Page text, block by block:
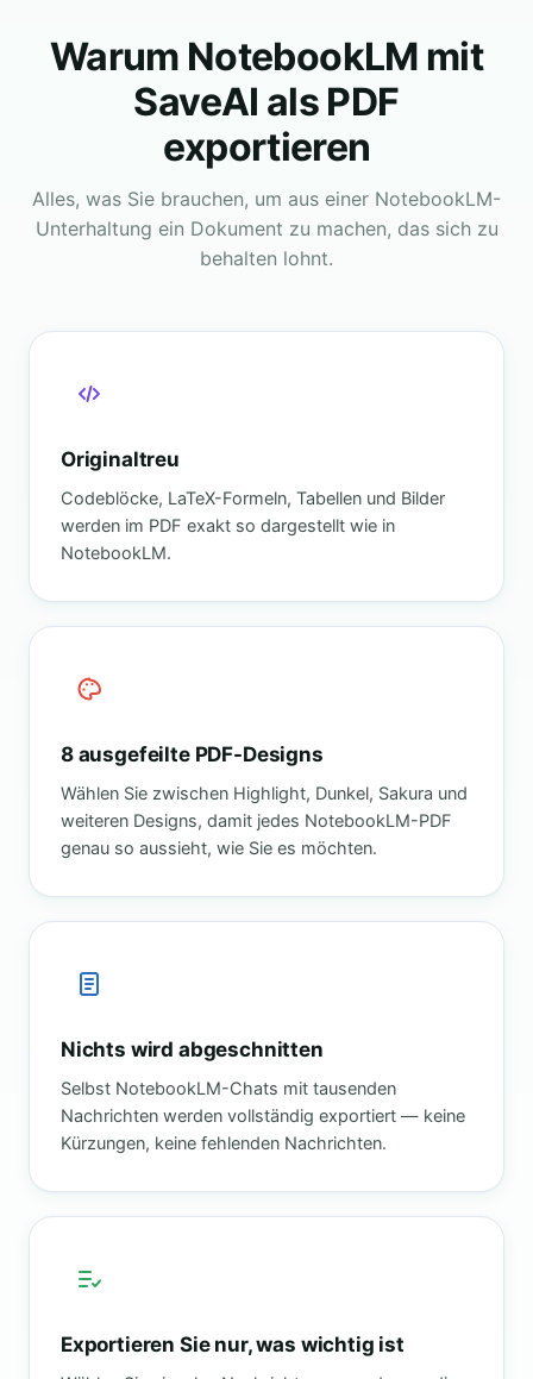
Warum NotebookLM mit
SaveAI als PDF
exportieren
Alles, was Sie brauchen, um aus einer NotebookLM-
Unterhaltung ein Dokument zu machen, das sich zu
behalten lohnt.
Originaltreu
Codeblöcke, LaTeX-Formeln, Tabellen und Bilder
werden im PDF exakt so dargestellt wie in
NotebookLM.
8 ausgefeilte PDF-Designs
Wählen Sie zwischen Highlight, Dunkel, Sakura und
weiteren Designs, damit jedes NotebookLM-PDF
genau so aussieht, wie Sie es möchten.
Nichts wird abgeschnitten
Selbst NotebookLM-Chats mit tausenden
Nachrichten werden vollständig exportiert — keine
Kürzungen, keine fehlenden Nachrichten.
Exportieren Sie nur, was wichtig ist